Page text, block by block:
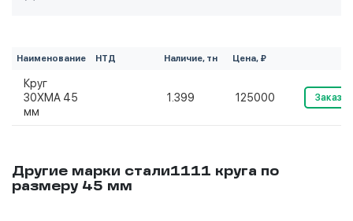
Наименование НТД Наличие, тн Цена, ₽
Круг
30ХМА 45
мм
1.399 125000
Другие марки стали1111 круга по
размеру 45 мм